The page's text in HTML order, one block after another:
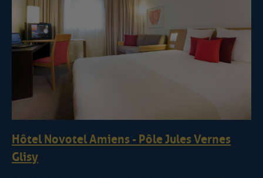
Hôtel Novotel Amiens - Pôle Jules Vernes
Glisy